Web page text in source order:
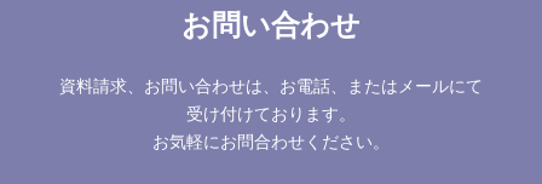
お問い合わせ
資料請求、お問い合わせは、お電話、またはメールにて
受け付けております。
お気軽にお問合わせください。